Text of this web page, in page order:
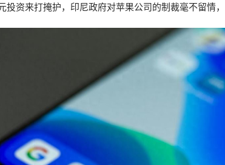
投资来打掩护，印尼政府对苹果公司的制裁毫不留情，